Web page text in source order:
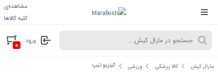
مشاهده‌ی
کلیه کالاها
ورود ۰
مارال کیش کالا پزشکی ورزشی کینزیو تیپ